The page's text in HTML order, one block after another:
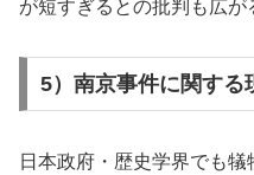
が短すぎるとの批判も広が
5）南京事件に関する
日本政府・歴史学界でも